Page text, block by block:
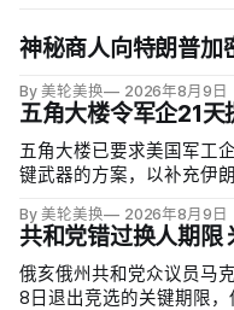
神秘商人向特朗普加
By 美轮美换 2026年8月9日
五角大楼令军企21
五角大楼已要求美国军工
键武器的方案，以补充伊
可接受，必须立即扩大产
By 美轮美换 2026年8月9日
共和党错过换人期限
俄亥俄州共和党众议员马
8日退出竞选的关键期限，